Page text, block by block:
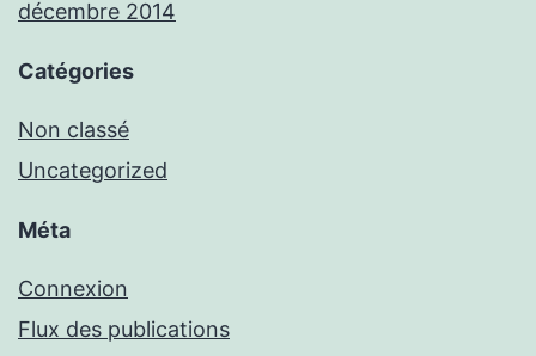
décembre 2014
Catégories
Non classé
Uncategorized
Méta
Connexion
Flux des publications